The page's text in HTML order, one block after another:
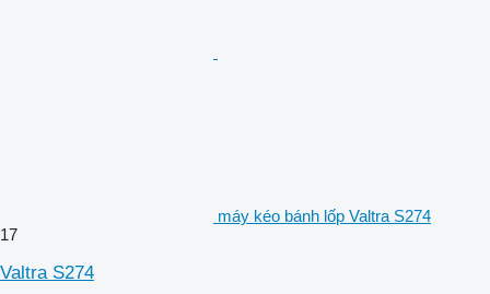
máy kéo bánh lốp Valtra S274
17
Valtra S274